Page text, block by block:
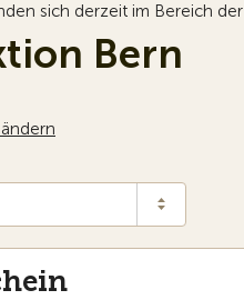
sich derzeit im Bereich der
Bern